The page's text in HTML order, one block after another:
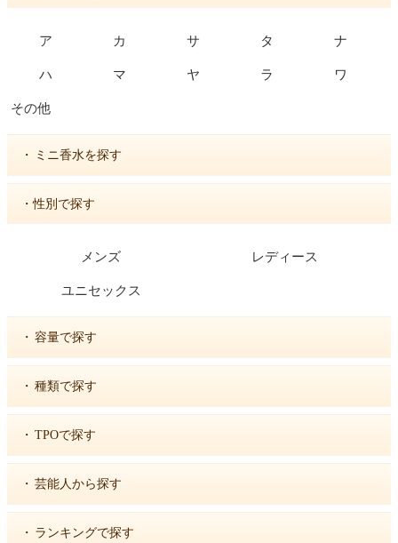
ア カ サ タ ナ
ハ マ ヤ ラ ワ
その他
・ ミニ香水を探す
・性別で探す
メンズ レディース
ユニセックス
・ 容量で探す
・ 種類で探す
・ TPOで探す
・ 芸能人から探す
・ ランキングで探す